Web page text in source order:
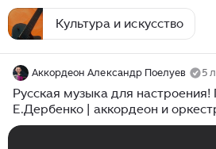
Культура и искусство
Аккордеон Александр Поелуев 5
Русская музыка для настроения!
Е.Дербенко | аккордеон и